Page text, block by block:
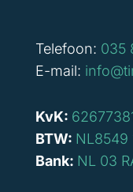
Telefoon: 035
E-mail:
KvK:
BTW: NL8549
Bank: NL 03